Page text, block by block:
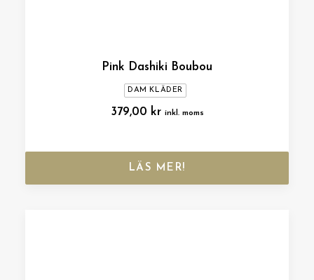
Pink Dashiki Boubou
DAM KLÄDER
379,00 kr inkl. moms
LÄS MER!